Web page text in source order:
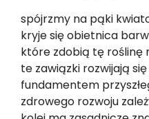
spójrzmy na pąki
kryje się obietnica
które zdobią tę roślinę
te zawiązki rozwijają
fundamentem
zdrowego rozwoju